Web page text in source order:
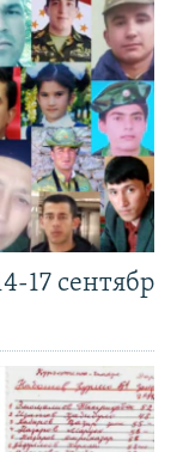
17 сентябр